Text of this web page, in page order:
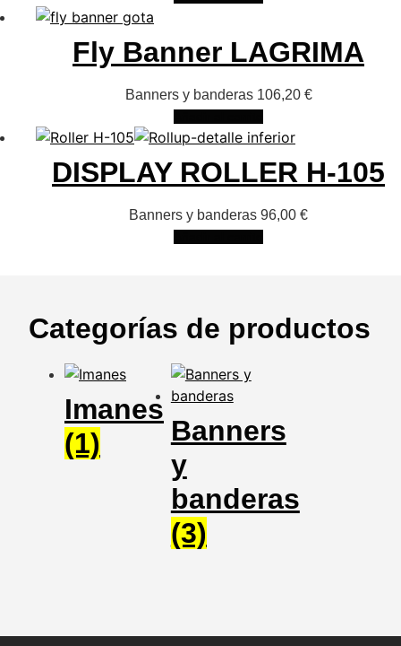
Fly Banner LAGRIMA
Banners y banderas 106,20 €
DISPLAY ROLLER H-105
Banners y banderas 96,00 €
Categorías de productos
Imanes
(1)
Banners
y
banderas
(3)